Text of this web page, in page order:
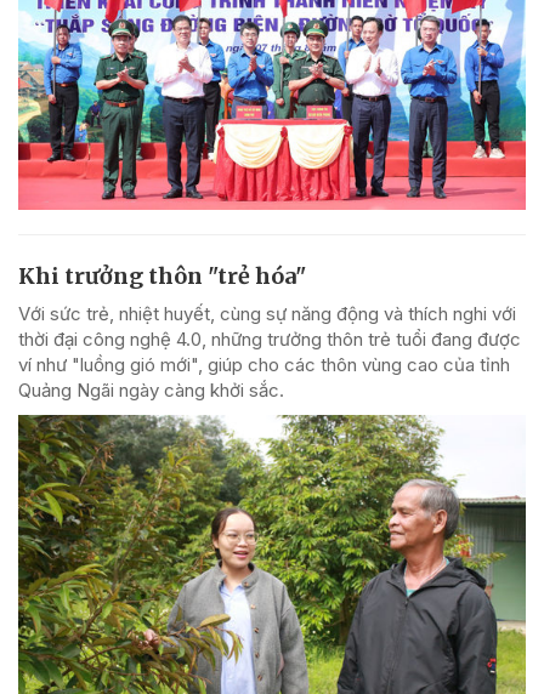
Khi trưởng thôn "trẻ hóa"
Với sức trẻ, nhiệt huyết, cùng sự năng động và thích nghi với
thời đại công nghệ 4.0, những trưởng thôn trẻ tuổi đang được
ví như "luồng gió mới", giúp cho các thôn vùng cao của tỉnh
Quảng Ngãi ngày càng khởi sắc.